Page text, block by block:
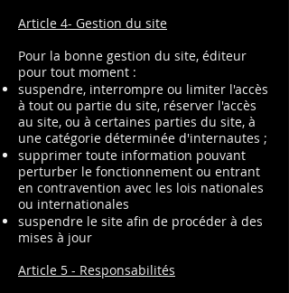
Article 4- Gestion du site
Pour la bonne gestion du site, éditeur
pour tout moment :
suspendre, interrompre ou limiter l'accès
à tout ou partie du site, réserver l'accès
au site, ou à certaines parties du site, à
une catégorie déterminée d'internautes ;
supprimer toute information pouvant
perturber le fonctionnement ou entrant
en contravention avec les lois nationales
ou internationales
suspendre le site afin de procéder à des
mises à jour
Article 5 - Responsabilités